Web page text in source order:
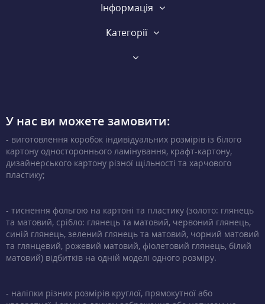
Інформація
Категорії
У нас ви можете замовити:
- виготовлення коробок індивідуальних розмірів із білого
картону одностороннього ламінування, крафт-картону,
дизайнерського картону різної щільності та харчового
пластику;
- тиснення фольгою на картоні та пластику (золото: глянець
та матовий, срібло: глянець та матовий, червоний глянець,
синій глянець, зелений глянець та матовий, чорний матовий
та глянцевий, рожевий матовий, фіолетовий глянець, білий
матовий) відбитків на одній моделі одного розміру.
- наліпки різних розмірів круглої, прямокутної або